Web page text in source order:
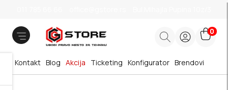
0
Brendovi
Blog Akcija
Kontakt Ticketing Konfigurator